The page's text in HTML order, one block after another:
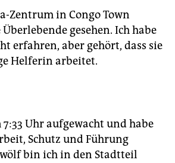
Zentrum in Congo Town
gesehen. Ich habe
erfahren, aber gehört, dass sie
Helferin arbeitet.
Uhr aufgewacht und habe
Schutz und Führung
bin ich in den Stadtteil